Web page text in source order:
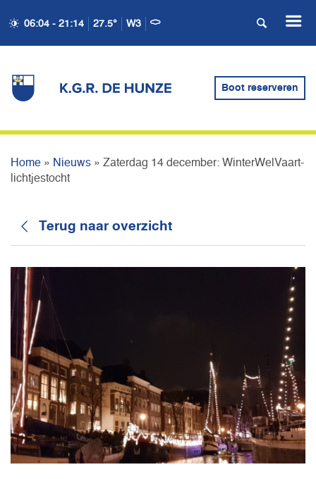
06:04 - 21:14 27.5° W3
Boot reserveren
WINTERWELVAART-
Home » Nieuws » Zaterdag 14 december: WinterWelVaart-
lichtjestocht
Terug naar overzicht